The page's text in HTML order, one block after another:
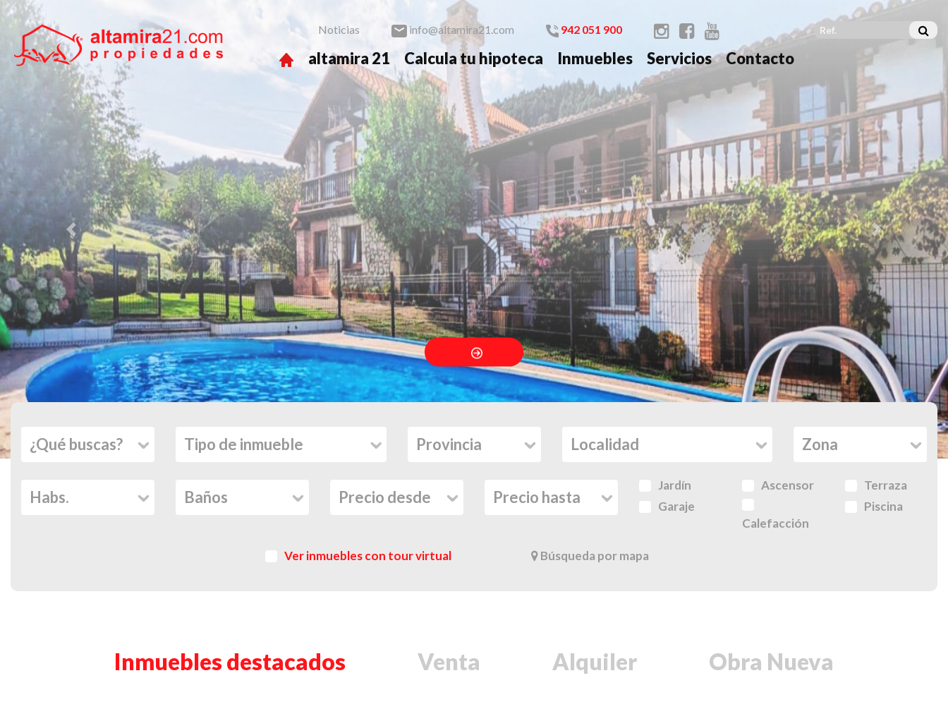
Previous Next
Noticias info@altamira21.com 942 051 900
altamira 21 Calcula tu hipoteca Inmuebles Servicios Contacto
Jardín Ascensor
Terraza
Garaje
Calefacción
Piscina
Ver inmuebles con tour virtual Búsqueda por mapa
Inmuebles destacados Venta Alquiler Obra Nueva